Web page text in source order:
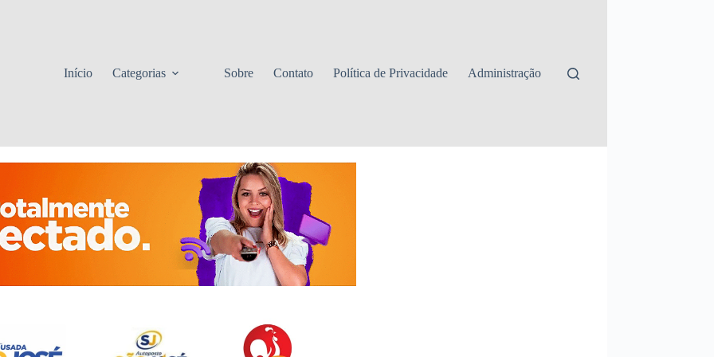
Início
Categorias Sobre Contato Política de Privacidade Administração